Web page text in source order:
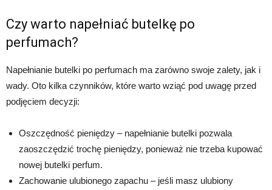
Czy warto napełniać butelkę po
perfumach?
Napełnianie butelki po perfumach ma zarówno swoje zalety, jak i
wady. Oto kilka czynników, które warto wziąć pod uwagę przed
podjęciem decyzji:
Oszczędność pieniędzy – napełnianie butelki pozwala
zaoszczędzić trochę pieniędzy, ponieważ nie trzeba kupować
nowej butelki perfum.
Zachowanie ulubionego zapachu – jeśli masz ulubiony